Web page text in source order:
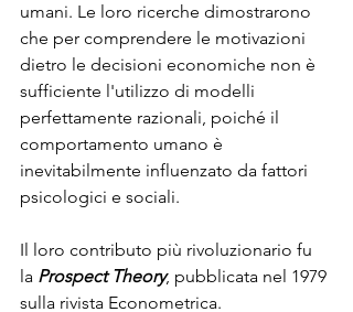
umani. Le loro ricerche dimostrarono
che per comprendere le motivazioni
dietro le decisioni economiche non è
sufficiente l'utilizzo di modelli
perfettamente razionali, poiché il
comportamento umano è
inevitabilmente influenzato da fattori
psicologici e sociali.
Il loro contributo più rivoluzionario fu
la Prospect Theory, pubblicata nel 1979
sulla rivista Econometrica.